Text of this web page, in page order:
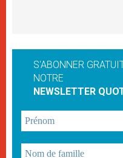
S'ABONNER
NOTRE
NEWSLETTER